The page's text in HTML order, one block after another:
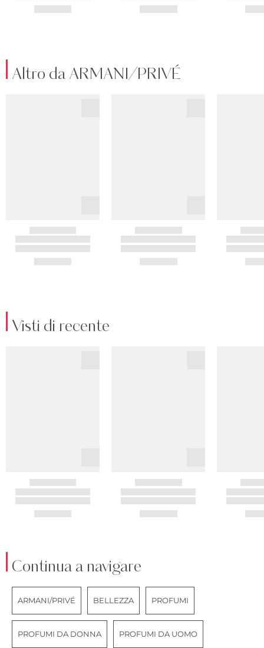
Altro da ARMANI/PRIVÉ
Visti di recente
Continua a navigare
ARMANI/PRIVÉ BELLEZZA PROFUMI
PROFUMI DA DONNA PROFUMI DA UOMO